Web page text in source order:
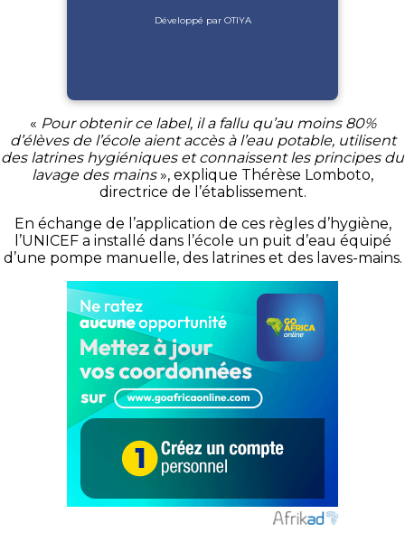
Développé par OTIYA
« Pour obtenir ce label, il a fallu qu’au moins 80%
d’élèves de l’école aient accès à l’eau potable, utilisent
des latrines hygiéniques et connaissent les principes du
lavage des mains», explique Thérèse Lomboto,
directrice de l’établissement.
En échange de l’application de ces règles d’hygiène,
l’UNICEF a installé dans l’école un puit d’eau équipé
d’une pompe manuelle, des latrines et des laves-mains.